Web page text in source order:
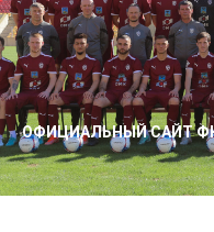
ОФИЦИАЛЬНЫЙ САЙТ